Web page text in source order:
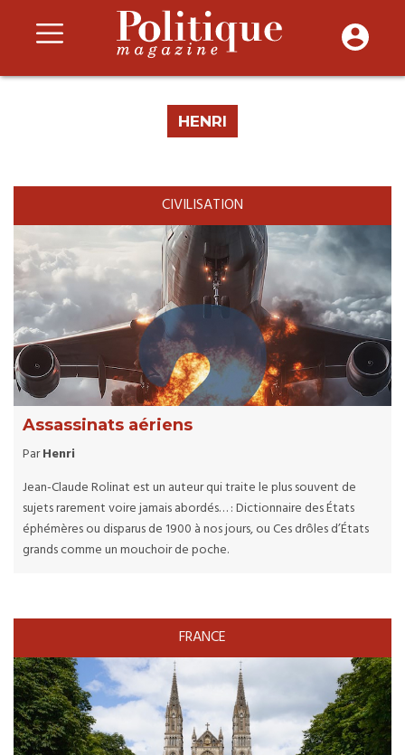
HENRI
CIVILISATION
Assassinats aériens
ParHenri
Jean-Claude Rolinat est un auteur qui traite le plus souvent de
sujets rarement voire jamais abordés… : Dictionnaire des États
éphémères ou disparus de 1900 à nos jours, ou Ces drôles d’États
grands comme un mouchoir de poche.
FRANCE